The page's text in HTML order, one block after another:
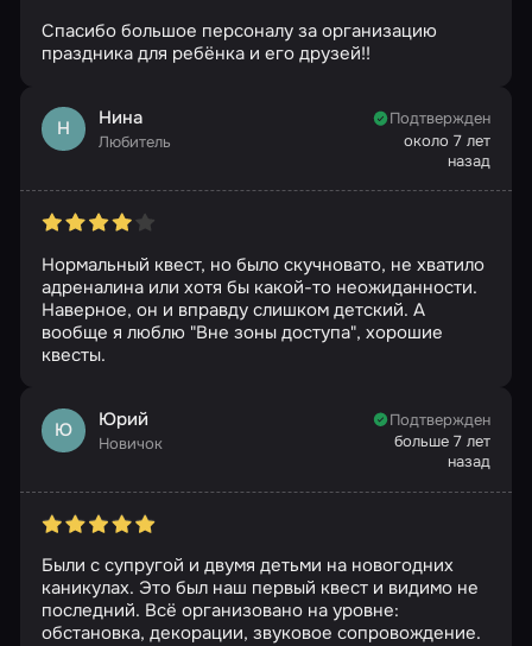
Спасибо большое персоналу за организацию
праздника для ребёнка и его друзей!!
Н Нина
Любитель
Подтвержден
около 7 лет
назад
Нормальный квест, но было скучновато, не хватило
адреналина или хотя бы какой-то неожиданности.
Наверное, он и вправду слишком детский. А
вообще я люблю "Вне зоны доступа", хорошие
квесты.
Ю Юрий
Новичок
Подтвержден
больше 7 лет
назад
Были с супругой и двумя детьми на новогодних
каникулах. Это был наш первый квест и видимо не
последний. Всё организовано на уровне:
обстановка, декорации, звуковое сопровождение.